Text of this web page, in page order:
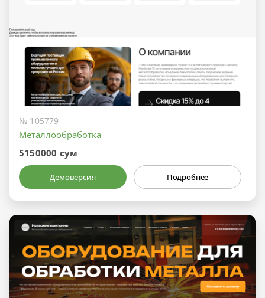
№ 105779
Металлообработка
5150000 сум
Демоверсия Подробнее